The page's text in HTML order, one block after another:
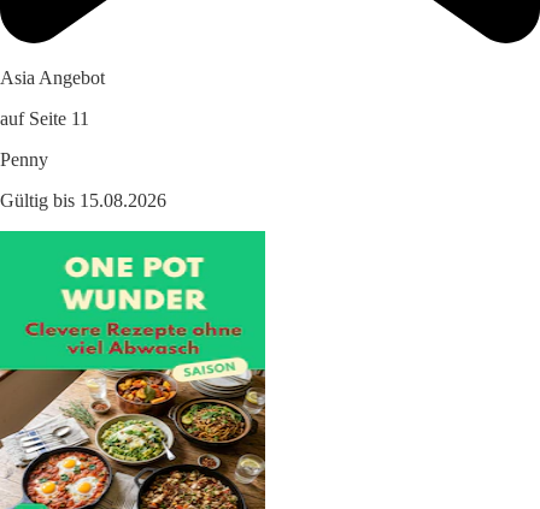
Asia Angebot
auf Seite 11
Penny
Gültig bis 15.08.2026